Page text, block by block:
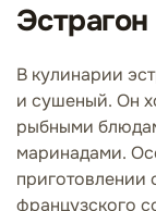
В кулинарии
и сушеный. Он
рыбными
маринадами.
приготовлении
французского